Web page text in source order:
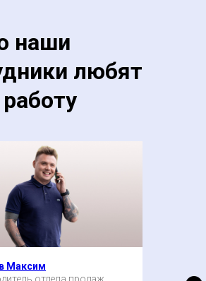
наши
любят
Максим